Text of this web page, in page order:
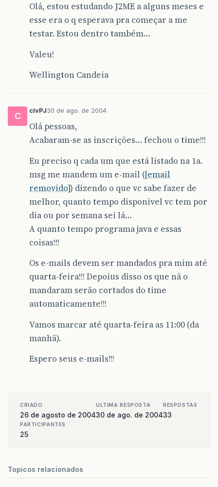
Olá, estou estudando J2ME a alguns meses e
esse era o q esperava pra começar a me
testar. Estou dentro também…
Valeu!
Wellington Candeia
C
clvPJ30 de ago. de 2004
Olá pessoas,
Acabaram-se as inscrições… fechou o time!!!
Eu preciso q cada um que está listado na 1a.
msg me mandem um e-mail ([email
removido]) dizendo o que vc sabe fazer de
melhor, quanto tempo disponivel vc tem por
dia ou por semana sei lá…
A quanto tempo programa java e essas
coisas!!!
Os e-mails devem ser mandados pra mim até
quarta-feira!!! Depoius disso os que nã o
mandaram serão cortados do time
automaticamente!!!
Vamos marcar até quarta-feira as 11:00 (da
manhã).
Espero seus e-mails!!!
CRIADO
26 de agosto de 2004
ULTIMA RESPOSTA
30 de ago. de 2004
RESPOSTAS
33
PARTICIPANTES
25
Topicos relacionados